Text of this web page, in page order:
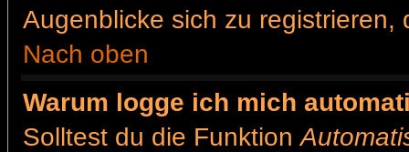
Augenblicke sich zu registrieren,
Nach oben
Warum logge ich mich
Solltest du die Funktion